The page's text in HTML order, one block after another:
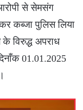
से सेमसंग
कब्जा पुलिस लिया
विरुद्ध अपराध
01.01.2025